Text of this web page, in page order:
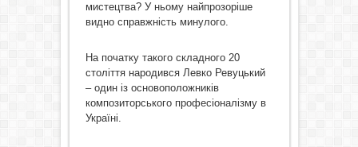
мистецтва? У ньому найпрозоріше
видно справжність минулого.
На початку такого складного 20
століття народився Левко Ревуцький
– один із основоположників
композиторського професіоналізму в
Україні.